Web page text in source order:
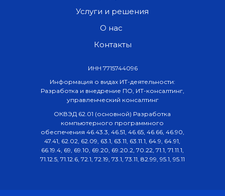
Информация о видах ИТ-деятельности:
Разработка и внедрение ПО, ИТ-консалтинг,
управленческий консалтинг
ОКВЭД 62.01 (основной) Разработка
компьютерного программного
обеспечения 46.43.3, 46.51, 46.65, 46.66, 46.90,
47.41, 62.02, 62.09, 63.1, 63.11, 63.11.1, 64.9, 64.91,
66.19.4, 69, 69.10, 69.20, 69.20.2, 70.22, 71.1, 71.11.1,
71.12.5, 71.12.6, 72.1, 72.19, 73.1, 73.11, 82.99, 95.1, 95.11
ИНН 7715744096
О нас
Контакты
Услуги и решения